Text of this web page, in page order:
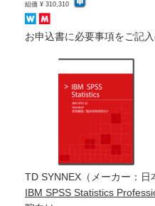
組価 ¥ 310,310
お申込書に必要事項をご記
TD SYNNEX（メーカー：日
IBM SPSS Statistics